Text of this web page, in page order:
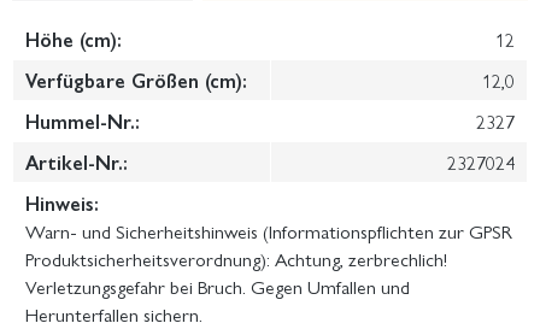
Höhe (cm):
12
Verfügbare Größen (cm):
12,0
Hummel-Nr.:
2327
Artikel-Nr.:
2327024
Hinweis:
Warn- und Sicherheitshinweis (Informationspflichten zur GPSR
Produktsicherheitsverordnung): Achtung, zerbrechlich!
Verletzungsgefahr bei Bruch. Gegen Umfallen und
Herunterfallen sichern.